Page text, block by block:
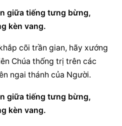
giữa tiếng tưng bừng,
kèn vang.
cõi trần gian, hãy xướng
Chúa thống trị trên các
ngai thánh của Người.
giữa tiếng tưng bừng,
kèn vang.